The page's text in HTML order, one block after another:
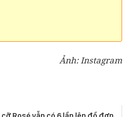
Ảnh: Instagram